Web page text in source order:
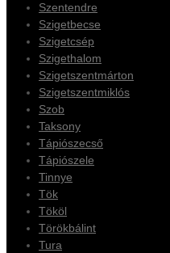
Szentendre
Szigetbecse
Szigetcsép
Szigethalom
Szigetszentmárton
Szigetszentmiklós
Szob
Taksony
Tápiószecső
Tápiószele
Tinnye
Tök
Tököl
Törökbálint
Tura